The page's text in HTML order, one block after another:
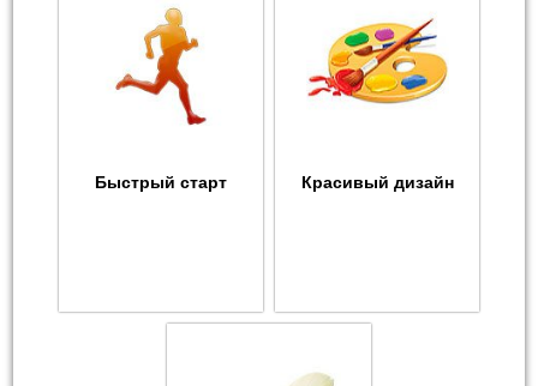
Быстрый старт Красивый дизайн